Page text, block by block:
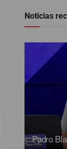
Noticias
Pedro